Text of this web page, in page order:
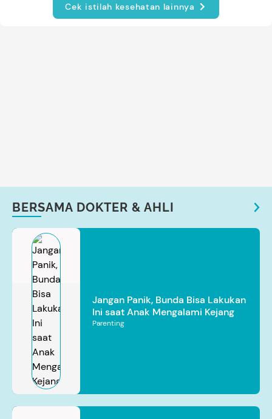
Cek istilah kesehatan lainnya
BERSAMA DOKTER & AHLI
Jangan Panik, Bunda Bisa Lakukan
Ini saat Anak Mengalami Kejang
Parenting